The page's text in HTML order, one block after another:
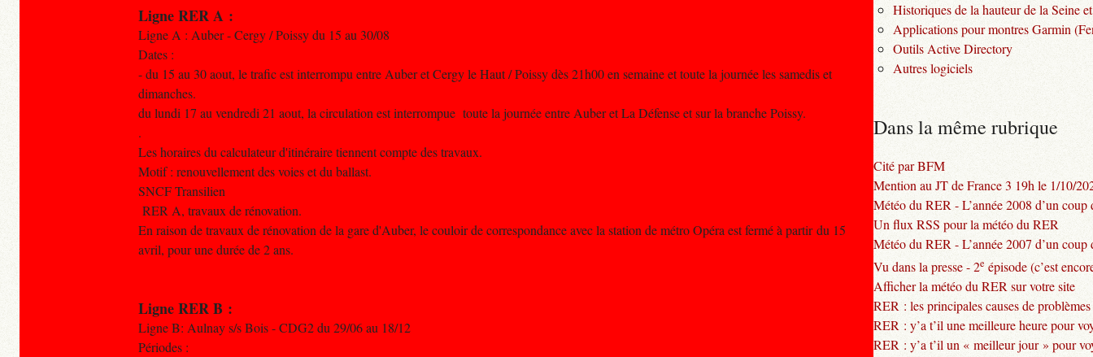
Ligne RER A :
Ligne A : Auber - Cergy / Poissy du 15 au 30/08
Dates :
- du 15 au 30 aout, le trafic est interrompu entre Auber et Cergy le Haut / Poissy dès 21h00 en semaine et toute la journée les samedis et
dimanches.
du lundi 17 au vendredi 21 aout, la circulation est interrompue toute la journée entre Auber et La Défense et sur la branche Poissy.
.
Les horaires du calculateur d'itinéraire tiennent compte des travaux.
Motif : renouvellement des voies et du ballast.
SNCF Transilien
RER A, travaux de rénovation.
En raison de travaux de rénovation de la gare d'Auber, le couloir de correspondance avec la station de métro Opéra est fermé à partir du 15
avril, pour une durée de 2 ans.
Ligne RER B :
Ligne B: Aulnay s/s Bois - CDG2 du 29/06 au 18/12
Périodes :
Historiques de la hauteur de la Seine
Applications pour montres Garmin
Outils Active Directory
Autres logiciels
Dans la même rubrique
Cité par BFM
Mention au JT de France 3 19h le 1/10/
Météo du RER - L’année 2008 d’un coup
Un flux RSS pour la météo du RER
Météo du RER - L’année 2007 d’un coup
Vu dans la presse - 2e épisode (c’est
Afficher la météo du RER sur votre site
RER : les principales causes de problèmes
RER : y’a t’il une meilleure heure pour
RER : y’a t’il un « meilleur jour » pour